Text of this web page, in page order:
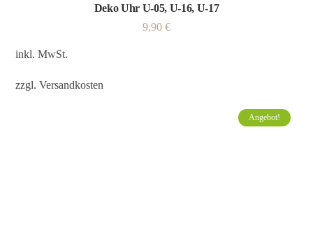
Deko Uhr U-05, U-16, U-17
9,90 €
inkl. MwSt.
zzgl.Versandkosten
Angebot!